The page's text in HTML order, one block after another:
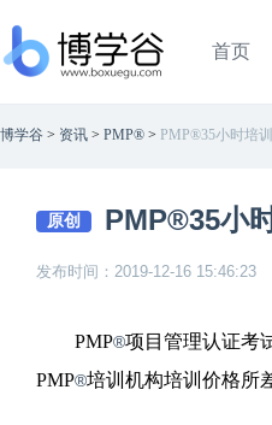
首页
博学谷 > 资讯 > PMP® > PMP®35小时培
原创 PMP®35小
发布时间：2019-12-16 15:46:23
PMP®项目管理认证考
PMP®培训机构培训价格所